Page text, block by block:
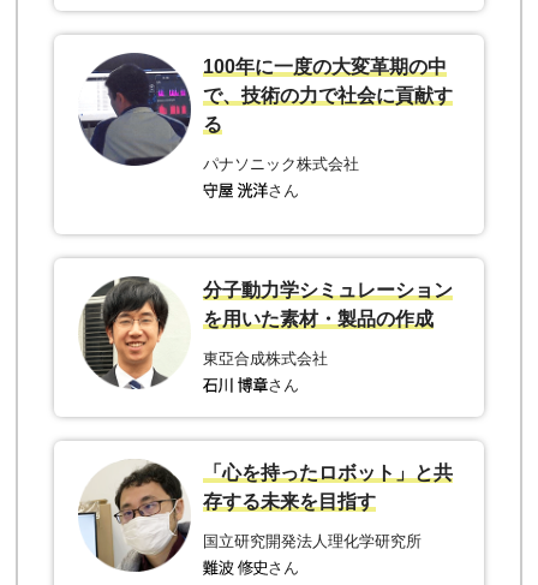
100年に一度の大変革期の中
で、技術の力で社会に貢献す
る
パナソニック株式会社
さん
分子動力学シミュレーション
を用いた素材・製品の作成
東亞合成株式会社
さん
「心を持ったロボット」と共
存する未来を目指す
国立研究開発法人理化学研究所
さん